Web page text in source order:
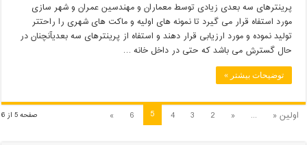
پرینترهای سه بعدی زیادی توسط معماران و مهندسین عمران و شهر سازی
مورد استفاه قرار می گیرد تا نمونه های اولیه و ماکت های شهری را راحتتر
تولید نموده و مورد ارزیابی قرار دهند و استفاه از پرینترهای سه بعدیآنچنان در
حال گسترش می باشد که حتی در داخل خانه …
توضیحات بیشتر »
صفحه 5 از 6 اولین « ...
«
2
3
4
5
6
»